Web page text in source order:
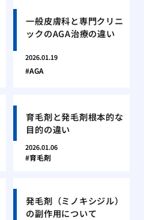
一般皮膚科と専門クリニ
ックのAGA治療の違い
2026.01.19
AGA
育毛剤と発毛剤根本的な
目的の違い
2026.01.06
育毛剤
発毛剤（ミノキシジル）
の副作用について